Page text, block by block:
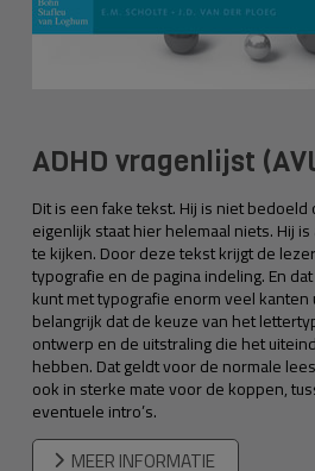
ADHD vragenlijst
Dit is een fake tekst. Hij is niet
eigenlijk staat hier helemaal niets. Hij
te kijken. Door deze tekst krijgt de
typografie en de pagina indeling. En
kunt met typografie enorm veel kanten
belangrijk dat de keuze van het
ontwerp en de uitstraling die het
hebben. Dat geldt voor de normale
ook in sterke mate voor de koppen,
eventuele intro’s.
MEER INFORMATIE